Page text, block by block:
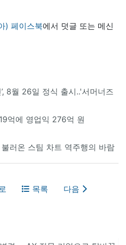
) 페이스북에서 덧글 또는 메신
8월 26일 정식 출시..'서머너즈
억에 영업익 276억 원
러온 스팀 차트 역주행의 바람
목록 다음